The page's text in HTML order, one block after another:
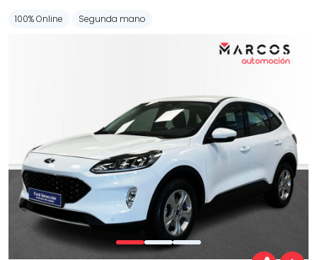
Cuota
Año
100% Online Segunda mano